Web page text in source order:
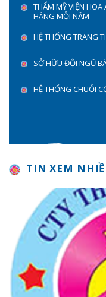
THẨM MỸ VIỆN
HÀNG MỖI NĂM
HỆ THỐNG TRANG
SỞ HỮU ĐỘI NGŨ
HỆ THỐNG CHUỖI
TIN XEM